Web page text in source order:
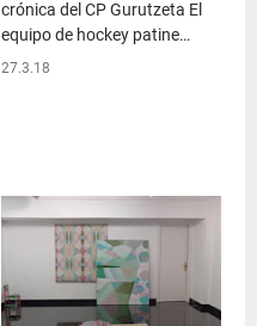
crónica del CP Gurutzeta El
equipo de hockey patine…
27.3.18